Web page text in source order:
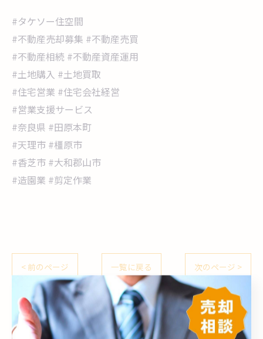
#タケソー住空間
#不動産売却募集 #不動産売買
#不動産相続 #不動産資産運用
#土地購入 #土地買取
#住宅営業 #住宅会社経営
#営業支援サービス
#奈良県 #田原本町
#天理市 #橿原市
#香芝市 #大和郡山市
#造園業 #剪定作業
< 前のページ 一覧に戻る 次のページ >
カテゴリー Categories